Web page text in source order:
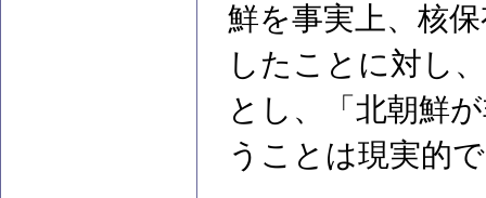
鮮を事実上、核
したことに対し
とし、「北朝鮮
うことは現実的